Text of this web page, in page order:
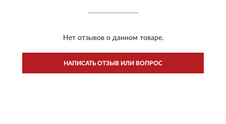
Нет отзывов о данном товаре.
НАПИСАТЬ ОТЗЫВ ИЛИ ВОПРОС